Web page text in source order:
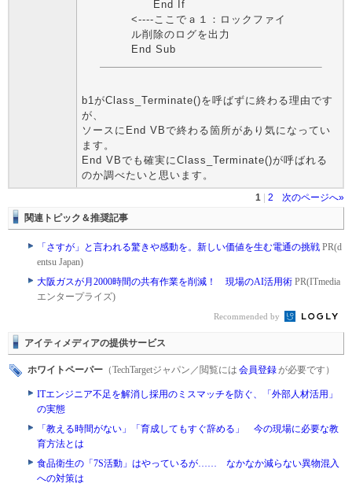
End If
<----ここでａ１：ロックファイ
ル削除のログを出力
End Sub
b1がClass_Terminate()を呼ばずに終わる理由です
が、
ソースにEnd VBで終わる箇所があり気になってい
ます。
End VBでも確実にClass_Terminate()が呼ばれる
のか調べたいと思います。
1 2
次のページへ»
関連トピック＆推奨記事
「さすが」と言われる驚きや感動を。新しい価値を生む電通の挑戦 PR(d
entsu Japan)
大阪ガスが月2000時間の共有作業を削減！ 現場のAI活用術 PR(ITmedia
エンタープライズ)
Recommended by
アイティメディアの提供サービス
ホワイトペーパー （TechTargetジャパン／閲覧には 会員登録が必要です）
ITエンジニア不足を解消し採用のミスマッチを防ぐ、「外部人材活用」
の実態
「教える時間がない」「育成してもすぐ辞める」 今の現場に必要な教
育方法とは
食品衛生の「7S活動」はやっているが…… なかなか減らない異物混入
への対策は